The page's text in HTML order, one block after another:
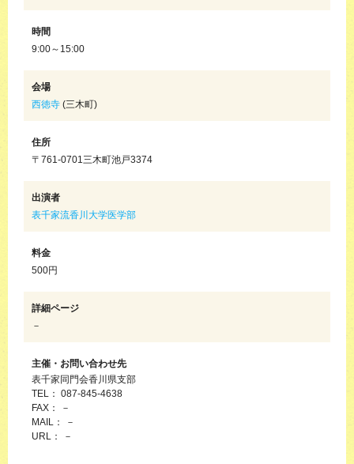
時間
9:00～15:00
会場
西徳寺 (三木町)
住所
〒761-0701三木町池戸3374
出演者
表千家流香川大学医学部
料金
500円
詳細ページ
－
主催・お問い合わせ先
表千家同門会香川県支部
TEL： 087-845-4638
FAX： －
MAIL： －
URL： －